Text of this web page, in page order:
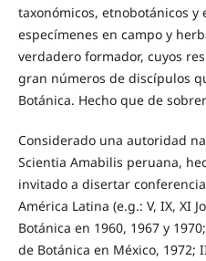
taxonómicos, etnobotánicos y
especímenes en campo y
verdadero formador, cuyos
gran números de discípulos
Botánica. Hecho que de
Considerado una autoridad
Scientia Amabilis peruana,
invitado a disertar
América Latina (e.g.: V, IX, XI
Botánica en 1960, 1967 y
de Botánica en México, 1972;